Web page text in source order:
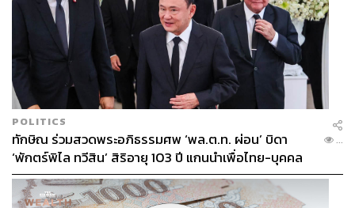
POLITICS
ทักษิณ ร่วมสวดพระอภิธรรมศพ ‘พล.ต.ท. ผ่อน’ บิดา
‘พักตร์พิไล ทวีสิน’ สิริอายุ 103 ปี แกนนำเพื่อไทย-บุคคล
หลากวงการร่วมอาลัย
...